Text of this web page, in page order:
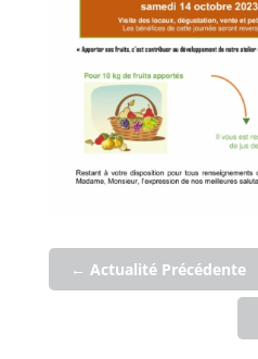
← Actualité Précédente